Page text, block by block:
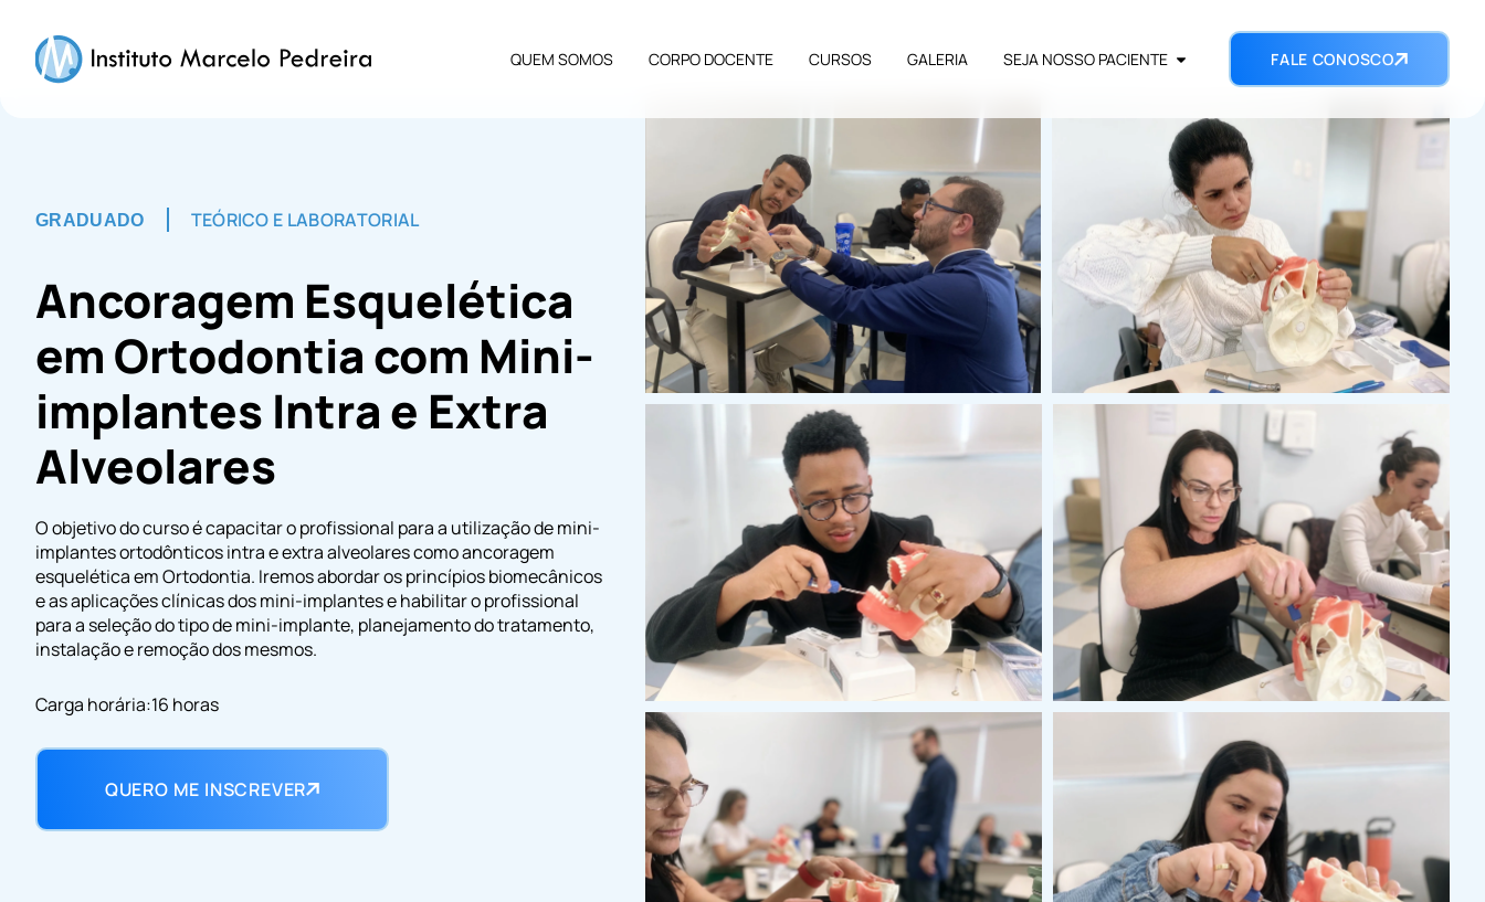
QUEM SOMOS CORPO DOCENTE CURSOS GALERIA SEJA NOSSO PACIENTE FALE CONOSCO
GRADUADO TEÓRICO E LABORATORIAL
Ancoragem Esquelética
em Ortodontia com Mini-
implantes Intra e Extra
Alveolares
O objetivo do curso é capacitar o profissional para a utilização de mini-
implantes ortodônticos intra e extra alveolares como ancoragem
esquelética em Ortodontia. Iremos abordar os princípios biomecânicos
e as aplicações clínicas dos mini-implantes e habilitar o profissional
para a seleção do tipo de mini-implante, planejamento do tratamento,
instalação e remoção dos mesmos.
Carga horária:16 horas
QUERO ME INSCREVER